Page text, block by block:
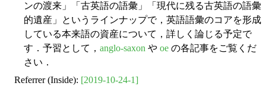
ンの渡来」「古英語の語彙」「現代に残る古英語の語彙
的遺産」というラインナップで，英語語彙のコアを形成
している本来語の資産について，詳しく論じる予定で
す．予習として， anglo-saxon や oe の各記事をご覧くだ
さい．
Referrer (Inside): [2019-10-24-1]